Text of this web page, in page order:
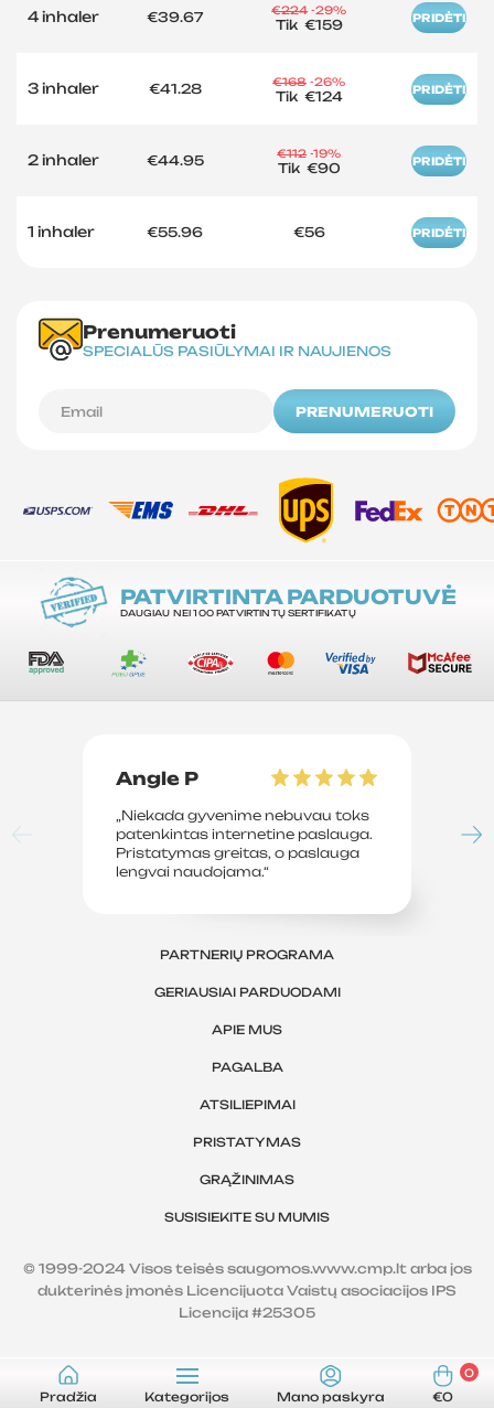
4 inhaler €39.67 €224 -29%
Tik €159 PRIDĖTI
3 inhaler €41.28 €168 -26%
Tik €124 PRIDĖTI
2 inhaler €44.95 €112 -19%
Tik €90 PRIDĖTI
1 inhaler €55.96 €56 PRIDĖTI
Prenumeruoti
SPECIALŪS PASIŪLYMAI IR NAUJIENOS
PRENUMERUOTI
PATVIRTINTA PARDUOTUVĖ
DAUGIAU NEI 100 PATVIRTINTŲ SERTIFIKATŲ
Angle P
„Niekada gyvenime nebuvau toks
patenkintas internetine paslauga.
Pristatymas greitas, o paslauga
lengvai naudojama.“
PARTNERIŲ PROGRAMA
GERIAUSIAI PARDUODAMI
APIE MUS
PAGALBA
ATSILIEPIMAI
PRISTATYMAS
GRĄŽINIMAS
SUSISIEKITE SU MUMIS
© 1999-2024 Visos teisės saugomos.www.cmp.lt arba jos
dukterinės įmonės Licencijuota Vaistų asociacijos IPS
Licencija #25305
Pradžia Kategorijos Mano paskyra
0
€0